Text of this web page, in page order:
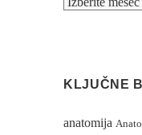
KLJUČNE
anatomija